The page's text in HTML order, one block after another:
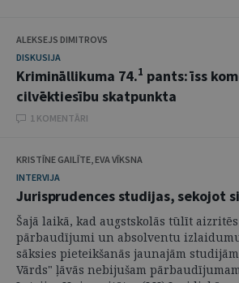
ALEKSEJS DIMITROVS
DISKUSIJA
Krimināllikuma 74.1 pants: īss
cilvēktiesību skatpunkta
1 KOMENTĀRI
KRISTĪNE GAILĪTE, EVA VĪKSNA
INTERVIJA
Jurisprudences studijas, sekojot
Šajā laikā, kad augstskolās tūlīt
pārbaudījumi un absolventu
sāksies pieteikšanās jaunajām
Vārds" ļāvās nebijušam